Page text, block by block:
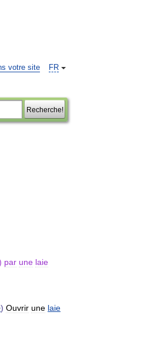
FR
votre site
Recherche!
par une laie
) Ouvrir une laie